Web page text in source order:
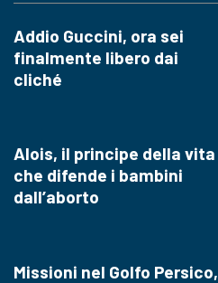
Addio Guccini, ora sei
finalmente libero dai
cliché
Alois, il principe della vita
che difende i bambini
dall’aborto
Missioni nel Golfo Persico,